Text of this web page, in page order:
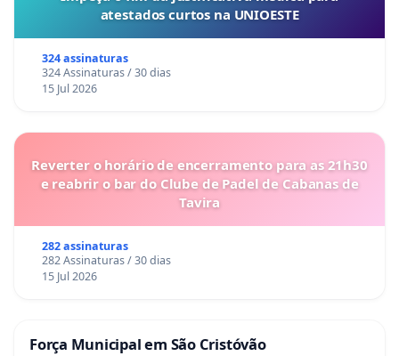
atestados curtos na UNIOESTE
324 assinaturas
324 Assinaturas / 30 dias
15 Jul 2026
Reverter o horário de encerramento para as 21h30
e reabrir o bar do Clube de Padel de Cabanas de
Tavira
282 assinaturas
282 Assinaturas / 30 dias
15 Jul 2026
Força Municipal em São Cristóvão